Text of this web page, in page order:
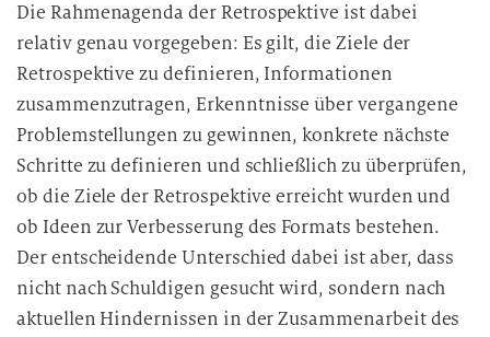
Die Rahmenagenda der Retrospektive ist dabei
relativ genau vorgegeben: Es gilt, die Ziele der
Retrospektive zu definieren, Informationen
zusammenzutragen, Erkenntnisse über vergangene
Problemstellungen zu gewinnen, konkrete nächste
Schritte zu definieren und schließlich zu überprüfen,
ob die Ziele der Retrospektive erreicht wurden und
ob Ideen zur Verbesserung des Formats bestehen.
Der entscheidende Unterschied dabei ist aber, dass
nicht nach Schuldigen gesucht wird, sondern nach
aktuellen Hindernissen in der Zusammenarbeit des